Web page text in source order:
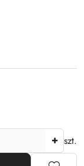
szt.